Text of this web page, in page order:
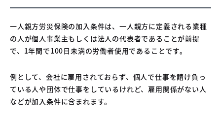
一人親方労災保険の加入条件は、一人親方に定義される業種
の人が個人事業主もしくは法人の代表者であることが前提
で、1年間で100日未満の労働者使用であることです。
例として、会社に雇用されておらず、個人で仕事を請け負っ
ている人や団体で仕事をしているけれど、雇用関係がない人
などが加入条件に含まれます。